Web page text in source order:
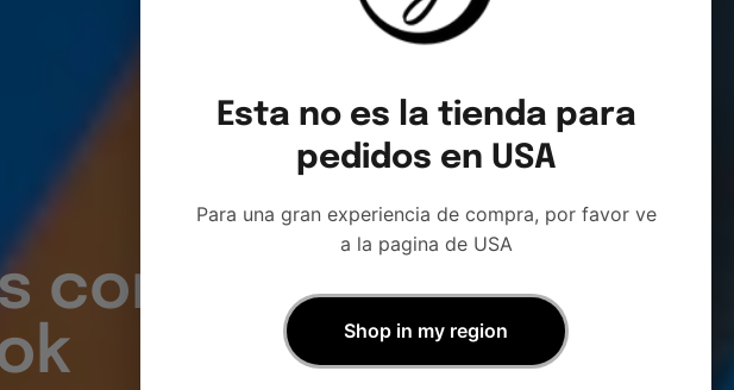
Esta no es la tienda para
pedidos en USA
Para una gran experiencia de compra, por favor ve
a la pagina de USA
Shop in my region
consentirte a ti y no